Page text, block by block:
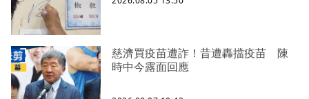
慈濟買疫苗遭詐！昔遭轟擋疫苗 陳
時中今露面回應